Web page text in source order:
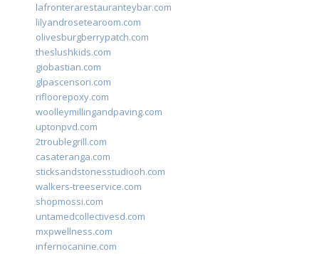
lafronterarestauranteybar.com
lilyandrosetearoom.com
olivesburgberrypatch.com
theslushkids.com
giobastian.com
glpascensori.com
rifloorepoxy.com
woolleymillingandpaving.com
uptonpvd.com
2troublegrill.com
casateranga.com
sticksandstonesstudiooh.com
walkers-treeservice.com
shopmossi.com
untamedcollectivesd.com
mxpwellness.com
infernocanine.com